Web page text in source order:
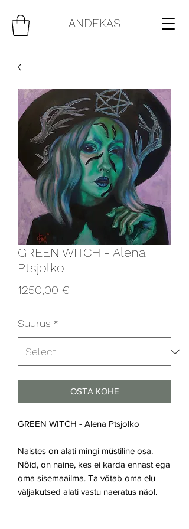
ANDEKAS
GREEN WITCH - Alena
Ptsjolko
1250,00 €
Suurus *
OSTA KOHE
GREEN WITCH - Alena Ptsjolko
Naistes on alati mingi müstiline osa.
Nõid, on naine, kes ei karda ennast ega
oma sisemaailma. Ta võtab oma elu
väljakutsed alati vastu naeratus näol.